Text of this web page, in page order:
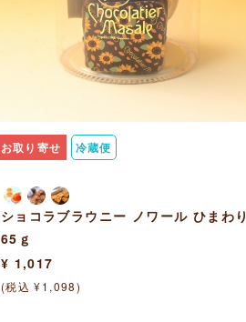
お取り寄せ 冷蔵便
ショコラブラウニー ノワール ひまわり
65ｇ
¥ 1,017
(税込 ¥1,098)